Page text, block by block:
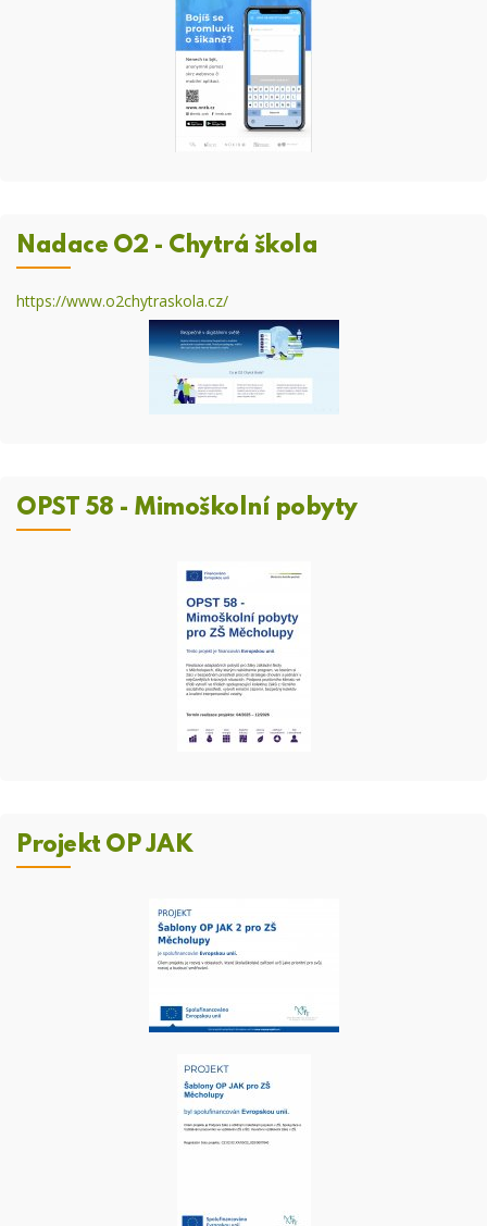
Nadace O2 - Chytrá škola
https://www.o2chytraskola.cz/
OPST 58 - Mimoškolní pobyty
Projekt OP JAK